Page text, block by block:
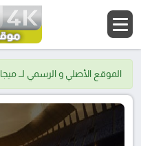
الموقع الأصلي و الرسمي لــ ميجا 4K , ولا يوجد لدينا موقع اخر.